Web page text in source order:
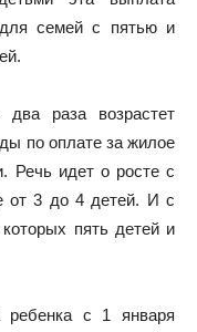
семей с пятью и
раза возрастет
по оплате за жилое
Речь идет о росте с
от 3 до 4 детей. И с
пять детей и
ребенка с 1 января